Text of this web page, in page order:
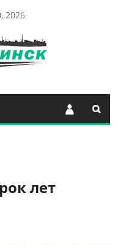
2026
лет